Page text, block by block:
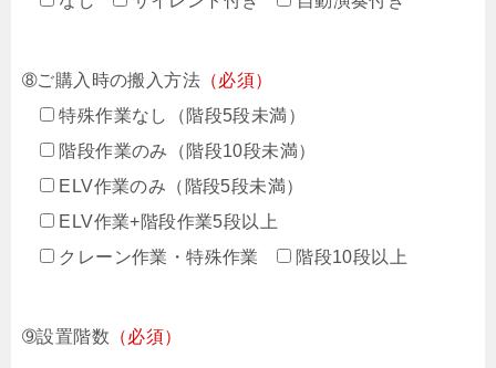
➇ご購入時の搬入方法 （必須）
特殊作業なし（階段5段未満）
階段作業のみ（階段10段未満）
ELV作業のみ（階段5段未満）
ELV作業+階段作業5段以上
クレーン作業・特殊作業
階段10段以上
➈設置階数 （必須）